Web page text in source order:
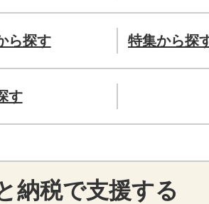
ら探す 特集から探
す
納税で支援する